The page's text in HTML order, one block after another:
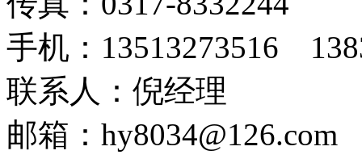
手机：13513273516
联系人：倪经理
邮箱：hy8034@126.com